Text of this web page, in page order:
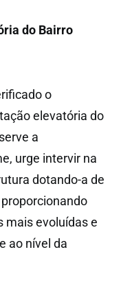
do Bairro
o
elevatória do
a
urge intervir na
dotando-a de
mais evoluídas e
ao nível da